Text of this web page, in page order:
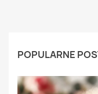
POPULARNE